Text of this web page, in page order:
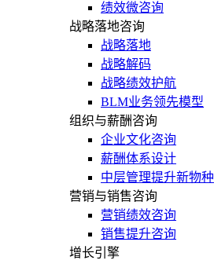
绩效微咨询
战略落地咨询
战略落地
战略解码
战略绩效护航
BLM业务领先模型
组织与薪酬咨询
企业文化咨询
薪酬体系设计
中层管理提升新物种
营销与销售咨询
营销绩效咨询
销售提升咨询
增长引擎